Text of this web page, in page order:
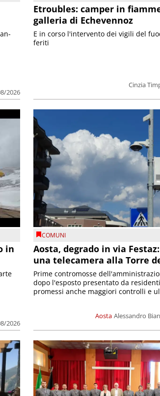
2026
Etroubles: camper in
galleria di Echevennoz
Cinzia
E in corso l'intervento dei vigili del
feriti
in
2026
COMUNI
Aosta, degrado in via
una telecamera alla Torre
Aosta Alessandro
Prime contromosse
dopo l'esposto presentato da
promessi anche maggiori controlli e